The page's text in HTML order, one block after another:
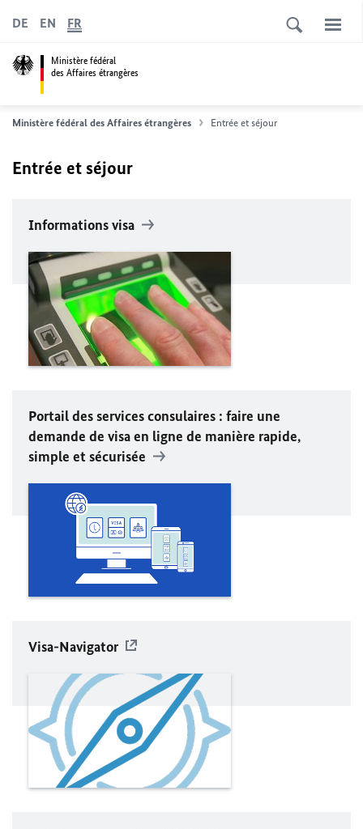
Ministère fédéral
des Affaires étrangères
DE EN FR
Ministère fédéral des Affaires étrangères Entrée et séjour
Entrée et séjour
Informations visa
Portail des services consulaires : faire une
demande de visa en ligne de manière rapide,
simple et sécurisée
Visa-Navigator